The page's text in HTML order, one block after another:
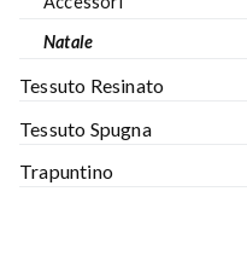
Natale
Tessuto Resinato
Tessuto Spugna
Trapuntino